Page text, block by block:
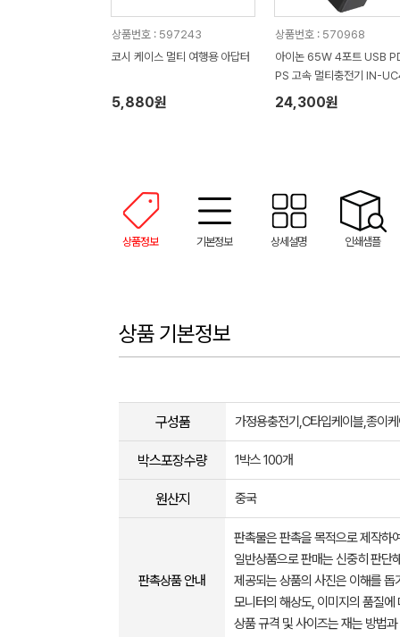
상품번호 : 597243
코시 케이스 멀티 여행용 아답터
5,880원
상품번호 : 570968
아이논 65W 4포트 USB
PS 고속 멀티충전기 IN-
0P
24,300원
상품정보 기본정보 상세설명 인쇄샘플
상품 기본정보
구성품 가정용충전기,C타입케이블,종이
박스포장수량 1박스 100개
원산지 중국
판촉상품 안내
판촉물은 판촉을 목적으로 제작하
일반상품으로 판매는 신중히 판단
제공되는 상품의 사진은 이해를
모니터의 해상도, 이미지의 품질
상품 규격 및 사이즈는 재는 방법